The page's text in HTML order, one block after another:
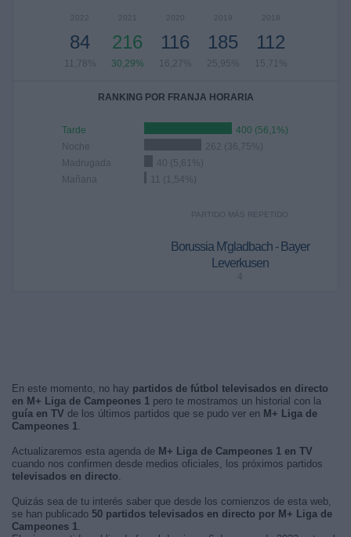
2022
84
11,78%
2021
216
30,29%
2020
116
16,27%
2019
185
25,95%
2018
112
15,71%
RANKING POR FRANJA HORARIA
Tarde
400 (56,1%)
Noche
262 (36,75%)
Madrugada
40 (5,61%)
Mañana
11 (1,54%)
PARTIDO MÁS REPETIDO
Borussia M'gladbach - Bayer
Leverkusen
4
En este momento, no hay partidos de fútbol televisados en directo
en M+ Liga de Campeones 1 pero te mostramos un historial con la
guía en TV de los últimos partidos que se pudo ver en M+ Liga de
Campeones 1.
Actualizaremos esta agenda de M+ Liga de Campeones 1 en TV
cuando nos confirmen desde medios oficiales, los próximos partidos
televisados en directo.
Quizás sea de tu interés saber que desde los comienzos de esta web,
se han publicado 50 partidos televisados en directo por M+ Liga de
Campeones 1.